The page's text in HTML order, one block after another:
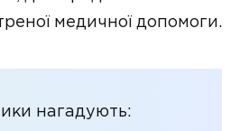
медичної допомоги.
нагадують: